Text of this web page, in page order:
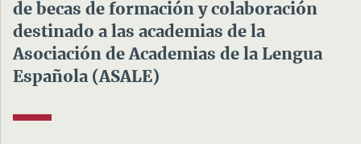
de becas de formación y colaboración
destinado a las academias de la
Asociación de Academias de la Lengua
Española (ASALE)